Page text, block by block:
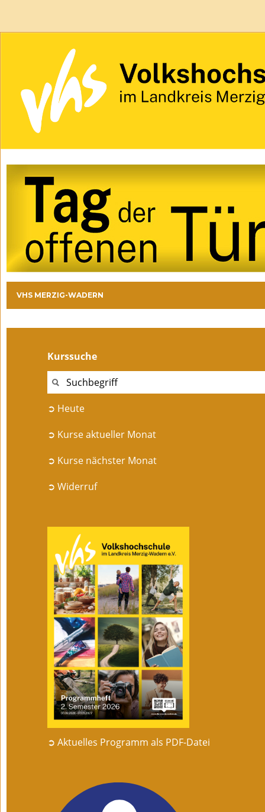
VHS MERZIG-WADERN
Kurssuche
➲ Heute
➲ Kurse aktueller Monat
➲ Kurse nächster Monat
➲ Widerruf
➲ Aktuelles Programm als PDF-Datei